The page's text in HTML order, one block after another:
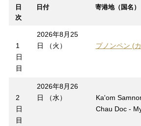
日
次
日付 寄港地（国名）
1
日
目
2026年8月25
日 （火）
プノンペン (
2
日
目
2026年8月26
日 （水）
Ka'om
Chau Doc -